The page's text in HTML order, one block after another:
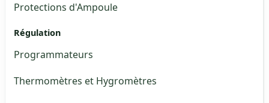
Protections d'Ampoule
Régulation
Programmateurs
Thermomètres et Hygromètres